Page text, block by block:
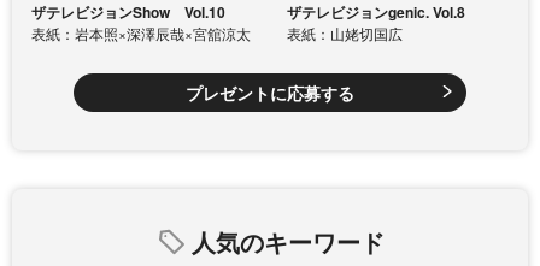
ザテレビジョンShow Vol.10
表紙：岩本照×深澤辰哉×宮舘涼太
ザテレビジョンgenic. Vol.8
表紙：山姥切国広
プレゼントに応募する
人気のキーワード